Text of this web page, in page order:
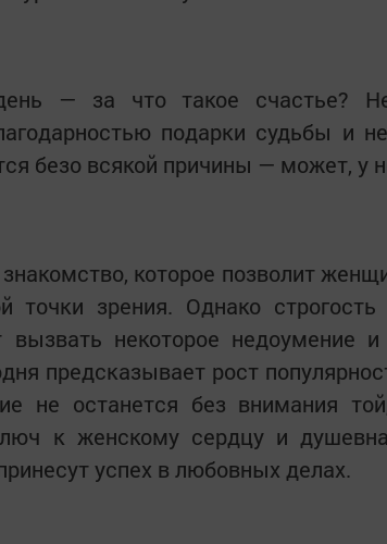
— за что такое счастье?
подарки судьбы и
безо всякой причины — может, у
которое позволит
точки зрения. Однако
вызвать некоторое недоумение
предсказывает рост
не останется без внимания
к женскому сердцу и
успех в любовных делах.